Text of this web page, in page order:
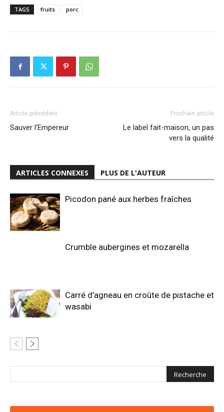
TAGS fruits porc
Article précédent
Sauver l’Empereur
Prochain article
Le label fait-maison, un pas
vers la qualité
ARTICLES CONNEXES PLUS DE L'AUTEUR
Picodon pané aux herbes fraîches
Crumble aubergines et mozarella
Carré d’agneau en croûte de pistache et
wasabi